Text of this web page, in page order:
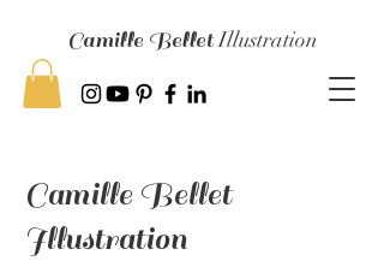
Camille BelletIllustration
Camille Bellet
Illustration